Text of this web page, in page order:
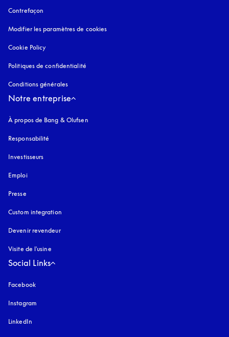
Contrefaçon
Modifier les paramètres de cookies
Cookie Policy
Politiques de confidentialité
Conditions générales
Notre entreprise
À propos de Bang & Olufsen
Responsabilité
Investisseurs
Emploi
Presse
Custom integration
Devenir revendeur
Visite de l'usine
Social Links
Facebook
Instagram
LinkedIn